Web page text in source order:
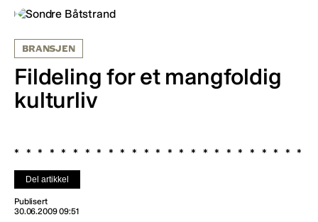
BRANSJEN
Fildeling for et mangfoldig
kulturliv
Del artikkel
Publisert
30.06.2009 09:51